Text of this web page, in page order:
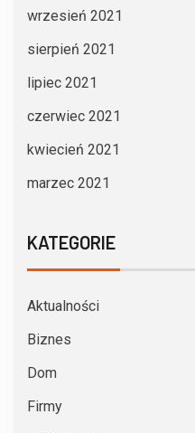
wrzesień 2021
sierpień 2021
lipiec 2021
czerwiec 2021
kwiecień 2021
marzec 2021
KATEGORIE
Aktualności
Biznes
Dom
Firmy